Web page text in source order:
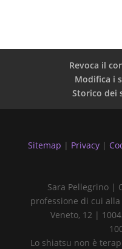
Revoca il
Modifica i
Storico dei
Sitemap | Privacy |
Sara Pellegrino |
professione di cui
Veneto, 12 |
Lo shiatsu non è